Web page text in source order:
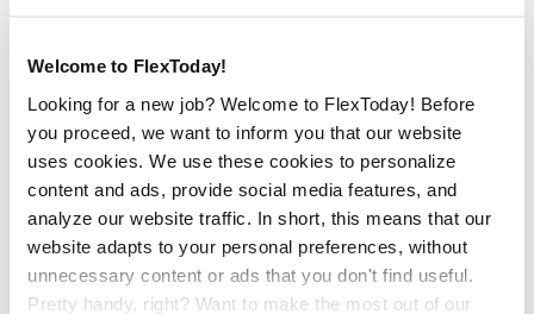
Welcome to FlexToday!
Looking for a new job? Welcome to FlexToday! Before
you proceed, we want to inform you that our website
uses cookies. We use these cookies to personalize
content and ads, provide social media features, and
analyze our website traffic. In short, this means that our
website adapts to your personal preferences, without
unnecessary content or ads that you don't find useful.
Pretty handy, right? Want to make the most out of our
Maasvlakte Rotterdam? Neem dan contact op met Niels
niels.galjaard@flextoday.nl.
Solliciteer direct!
Contactpersoon